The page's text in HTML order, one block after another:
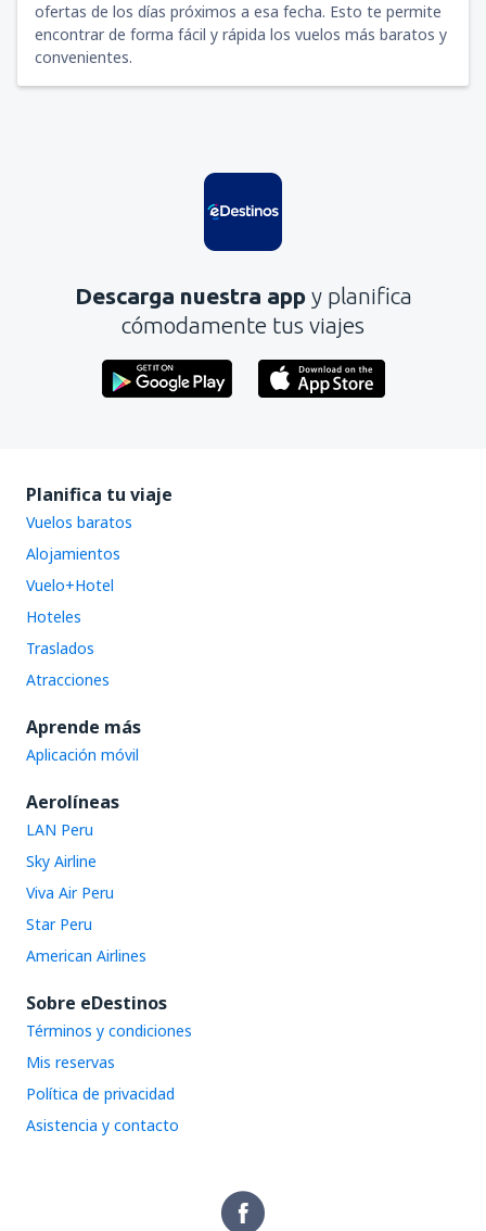
ofertas de los días próximos a esa fecha. Esto te permite
encontrar de forma fácil y rápida los vuelos más baratos y
convenientes.
Descarga nuestra app y planifica
cómodamente tus viajes
Planifica tu viaje
Vuelos baratos
Alojamientos
Vuelo+Hotel
Hoteles
Traslados
Atracciones
Aprende más
Aplicación móvil
Aerolíneas
LAN Peru
Sky Airline
Viva Air Peru
Star Peru
American Airlines
Sobre eDestinos
Términos y condiciones
Mis reservas
Política de privacidad
Asistencia y contacto